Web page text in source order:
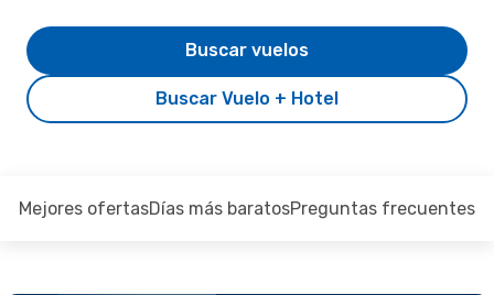
Buscar Vuelo + Hotel
Buscar vuelos
Mejores ofertasDías más baratosPreguntas frecuentes